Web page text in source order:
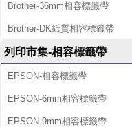
Brother-36mm相容標籤帶
Brother-DK紙質相容標籤帶
列印市集-相容標籤帶
EPSON-相容標籤帶
EPSON-6mm相容標籤帶
EPSON-9mm相容標籤帶